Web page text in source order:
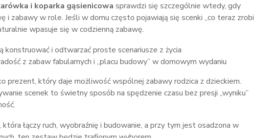
i koparka gąsienicowa sprawdzi się szczególnie wtedy, gdy
i zabawy w role. Jeśli w domu często pojawiają się scenki „co teraz zrobi
wpasuje się w codzienną zabawę.
konstruować i odtwarzać proste scenariusze z życia
z zabaw fabularnych i „placu budowy” w domowym wydaniu
prezent, który daje możliwość wspólnej zabawy rodzica z dzieckiem.
scenek to świetny sposób na spędzenie czasu bez presji „wyniku”
która łączy ruch, wyobraźnię i budowanie, a przy tym jest osadzona w